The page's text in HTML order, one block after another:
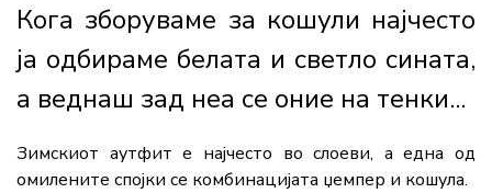
Кога зборуваме за кошули најчесто
ја одбираме белата и светло сината,
а веднаш зад неа се оние на тенки...
Зимскиот аутфит е најчесто во слоеви, а една од
омилените спојки се комбинацијата џемпер и кошула.